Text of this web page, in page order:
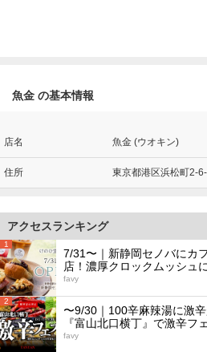
魚金 の基本情報
店名 魚金 (ウオキン)
住所 東京都港区浜松町2-
アクセスランキング
1
7/31〜｜新静岡セノバにカ
店！濃厚クロックムッシュ
favy
2
〜9/30｜100辛麻辣湯に激辛
『富山北口横丁』で激辛フ
favy